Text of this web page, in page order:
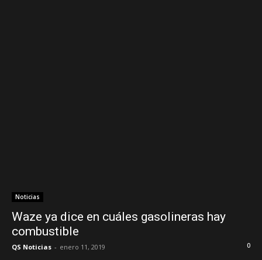
Noticias
Waze ya dice en cuáles gasolineras hay
combustible
QS Noticias - enero 11, 2019 0